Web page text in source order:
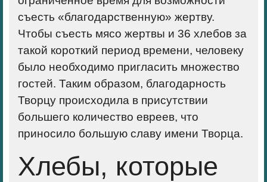
съесть «благодарственную» жертву.
Чтобы съесть мясо жертвы и 36 хлебов за
такой короткий период времени, человеку
было необходимо пригласить множество
гостей. Таким образом, благодарность
Творцу происходила в присутствии
большего количество евреев, что
приносило большую славу имени Творца.
Хлебы, которые